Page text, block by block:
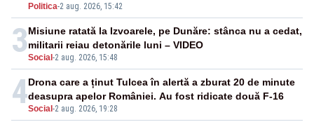
Politica-2 aug. 2026, 15:42
3Social -2 aug. 2026, 15:48
Misiune ratată la Izvoarele, pe Dunăre: stânca nu a cedat,
militarii reiau detonările luni – VIDEO
4Social -2 aug. 2026, 19:28
Drona care a ținut Tulcea în alertă a zburat 20 de minute
deasupra apelor României. Au fost ridicate două F-16